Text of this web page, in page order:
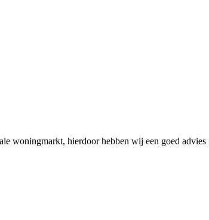
woningmarkt, hierdoor hebben wij een goed